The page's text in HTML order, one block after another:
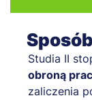
Studia II
obroną
zaliczenia